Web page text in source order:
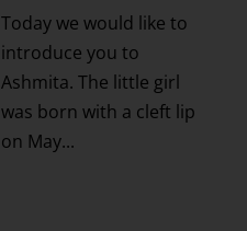
Today we would like to
introduce you to
Ashmita. The little girl
was born with a cleft lip
on May...